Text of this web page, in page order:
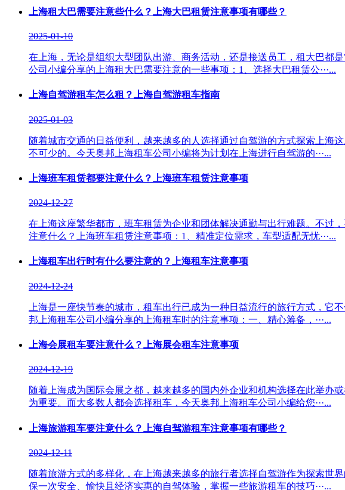
上海租大巴需要注意些什么？上海大巴租赁注意事项有哪些？
2025-01-10
在上海，无论是组织大型团队出游、商务活动，还是接送员工，租大巴都
公司小编分享的上海租大巴需要注意的一些事项：1、选择大巴租赁公···...
上海自驾游租车怎么租？上海自驾游租车指南
2025-01-03
随着城市交通的日益便利，越来越多的人选择通过自驾游的方式探索上海
不可少的。今天奥邦上海租车公司小编将为计划在上海进行自驾游的···...
上海班车租赁都要注意什么？上海班车租赁注意事项
2024-12-27
在上海这座繁华都市，班车租赁为企业和团体解决通勤与出行难题。不过
注意什么？上海班车租赁注意事项：1、精准定位需求，车型适配无忧···...
上海租车出行时有什么要注意的？上海租车注意事项
2024-12-24
上海是一座快节奏的城市，租车出行已成为一种日益流行的旅行方式，
邦上海租车公司小编分享的上海租车时的注意事项：一、精心筹备，···...
上海会展租车要注意什么？上海展会租车注意事项
2024-12-19
随着上海成为国际会展之都，越来越多的国内外企业和机构选择在此举办
为重要。而大多数人都会选择租车，今天奥邦上海租车公司小编给您···...
上海旅游租车要注意什么？上海自驾游租车注意事项有哪些？
2024-12-11
随着旅游方式的多样化，在上海越来越多的旅行者选择自驾游作为探索世
保一次安全、愉快且经济实惠的自驾体验，掌握一些旅游租车的技巧···...